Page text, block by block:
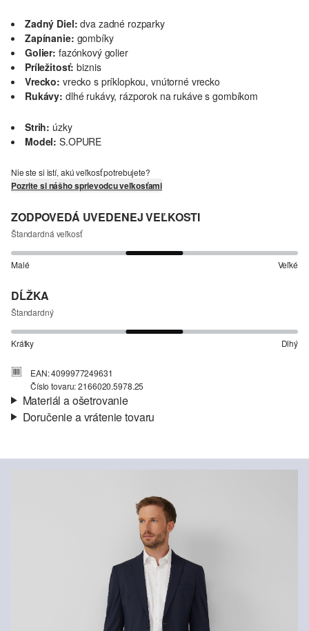
Zadný Diel: dva zadné rozparky
Zapínanie: gombíky
Golier: fazónkový golier
Príležitosť: biznis
Vrecko: vrecko s príklopkou, vnútorné vrecko
Rukávy: dlhé rukávy, rázporok na rukáve s gombíkom
Strih: úzky
Model: S.OPURE
Nie ste si istí, akú veľkosť potrebujete?
Pozrite si nášho sprievodcu veľkosťami
ZODPOVEDÁ UVEDENEJ VEĽKOSTI
Štandardná veľkosť
Malé Veľké
DĹŽKA
Štandardný
Krátky Dlhý
EAN: 4099977249631
Číslo tovaru: 2166020.5978.25
Materiál a ošetrovanie
Podšívka: plne podšité
Nečistiť chlórovým bielidlom
Nevhodné do sušičky bielizne
Nežehliť pri vysokej teplote
Doručenie a vrátenie tovaru
štandardné doručenie sú 4,95 €
Svoj tovar nám môžete bezplatne vrátiť do 14 dní.